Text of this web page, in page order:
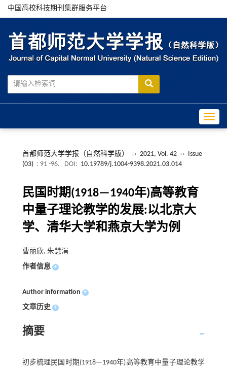
中国高校科技期刊集群服务平台
首都师范大学学报（自然科学版） ›› 2021, Vol. 42 ››
Issue
(03) : 91 -96. DOI: 10.19789/j.1004-9398.2021.03.014
民国时期(1918—1940年)高等教育
中量子理论教学的发展:以北京大
学、清华大学和燕京大学为例
曹丽欣, 朱慧涓
作者信息 +
Author information +
文章历史 +
摘要
初步梳理民国时期(1918—1940年)高等教育中量子理论教学